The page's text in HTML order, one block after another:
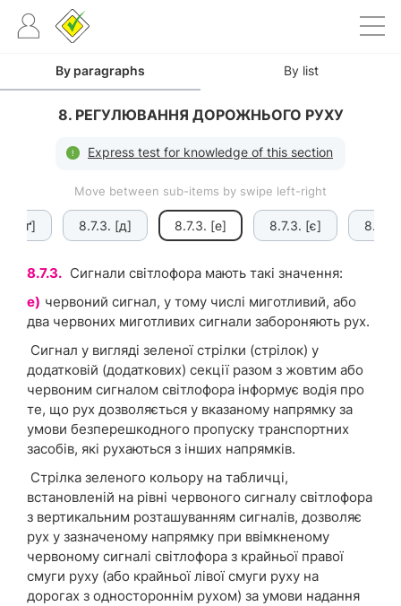
By paragraphs By list
8. РЕГУЛЮВАННЯ ДОРОЖНЬОГО РУХУ
Express test for knowledge of this section
Move between sub-items by swipe left-right
[ґ] 8.7.3. [д] 8.7.3. [е] 8.7.3. [є]
8.7.3. Сигнали світлофора мають такі значення:
е) червоний сигнал, у тому числі миготливий, або
два червоних миготливих сигнали забороняють рух.
Сигнал у вигляді зеленої стрілки (стрілок) у
додатковій (додаткових) секції разом з жовтим або
червоним сигналом світлофора інформує водія про
те, що рух дозволяється у вказаному напрямку за
умови безперешкодного пропуску транспортних
засобів, які рухаються з інших напрямків.
Стрілка зеленого кольору на табличці,
встановленій на рівні червоного сигналу світлофора
з вертикальним розташуванням сигналів, дозволяє
рух у зазначеному напрямку при ввімкненому
червоному сигналі світлофора з крайньої правої
смуги руху (або крайньої лівої смуги руху на
дорогах з одностороннім рухом) за умови надання